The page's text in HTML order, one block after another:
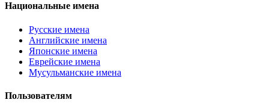
Национальные имена
Русские имена
Английские имена
Японские имена
Еврейские имена
Мусульманские имена
Пользователям